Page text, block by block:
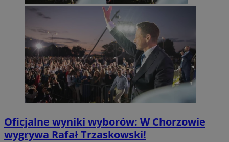
Oficjalne wyniki wyborów: W Chorzowie
wygrywa Rafał Trzaskowski!